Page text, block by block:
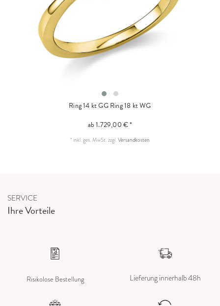
Ring 14 kt GGRing 18 kt WG
ab 1.729,00 € *
* inkl. ges. MwSt.zzgl.Versandkosten
SERVICE
Ihre Vorteile
Risikolose Bestellung Lieferung innerhalb 48h